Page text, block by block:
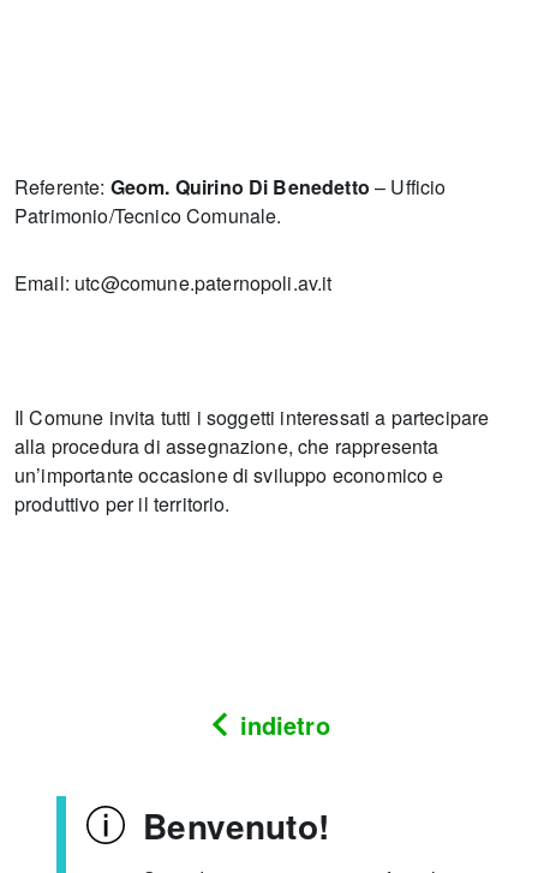
Referente: Geom. Quirino Di Benedetto – Ufficio
Patrimonio/Tecnico Comunale.
Email: utc@comune.paternopoli.av.it
Il Comune invita tutti i soggetti interessati a partecipare
alla procedura di assegnazione, che rappresenta
un’importante occasione di sviluppo economico e
produttivo per il territorio.
indietro
Benvenuto!